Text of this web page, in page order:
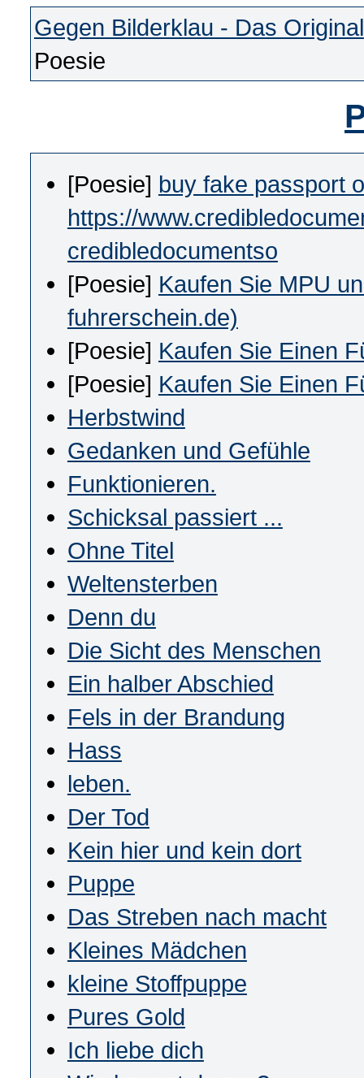
Gegen Bilderklau - Das Original
Poesie
[Poesie] buy fake passport
https://
credibledocumentso
[Poesie] Kaufen Sie MPU
fuhrerschein.de)
[Poesie] Kaufen Sie Einen
[Poesie] Kaufen Sie Einen
Herbstwind
Gedanken und Gefühle
Funktionieren.
Schicksal passiert ...
Ohne Titel
Weltensterben
Denn du
Die Sicht des Menschen
Ein halber Abschied
Fels in der Brandung
Hass
leben.
Der Tod
Kein hier und kein dort
Puppe
Das Streben nach macht
Kleines Mädchen
kleine Stoffpuppe
Pures Gold
Ich liebe dich